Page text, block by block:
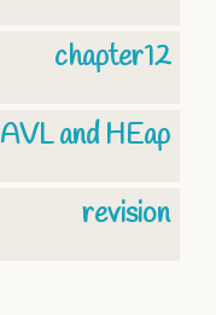
chapter12
AVL and HEap
revision